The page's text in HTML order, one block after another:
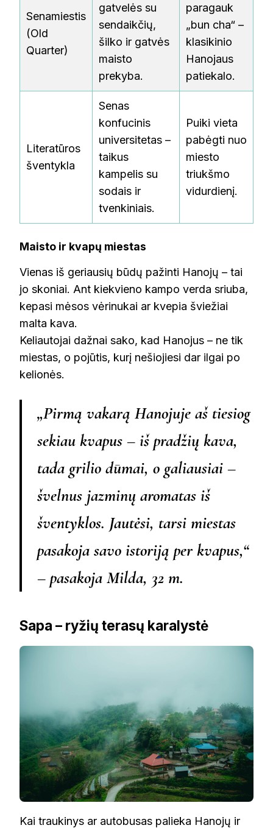
Senamiestis
(Old
Quarter)
gatvelės su
sendaikčių,
šilko ir gatvės
maisto
prekyba.
paragauk
„bun cha“ –
klasikinio
Hanojaus
patiekalo.
Literatūros
šventykla
Senas
konfucinis
universitetas –
taikus
kampelis su
sodais ir
tvenkiniais.
Puiki vieta
pabėgti nuo
miesto
triukšmo
vidurdienį.
Maisto ir kvapų miestas
Vienas iš geriausių būdų pažinti Hanojų – tai
jo skoniai. Ant kiekvieno kampo verda sriuba,
kepasi mėsos vėrinukai ar kvepia šviežiai
malta kava.
Keliautojai dažnai sako, kad Hanojus – ne tik
miestas, o pojūtis, kurį nešiojiesi dar ilgai po
kelionės.
„Pirmą vakarą Hanojuje aš tiesiog
sekiau kvapus – iš pradžių kava,
tada grilio dūmai, o galiausiai –
švelnus jazminų aromatas iš
šventyklos. Jautėsi, tarsi miestas
pasakoja savo istoriją per kvapus,“
– pasakoja Milda, 32 m.
Sapa – ryžių terasų karalystė
Kai traukinys ar autobusas palieka Hanojų ir